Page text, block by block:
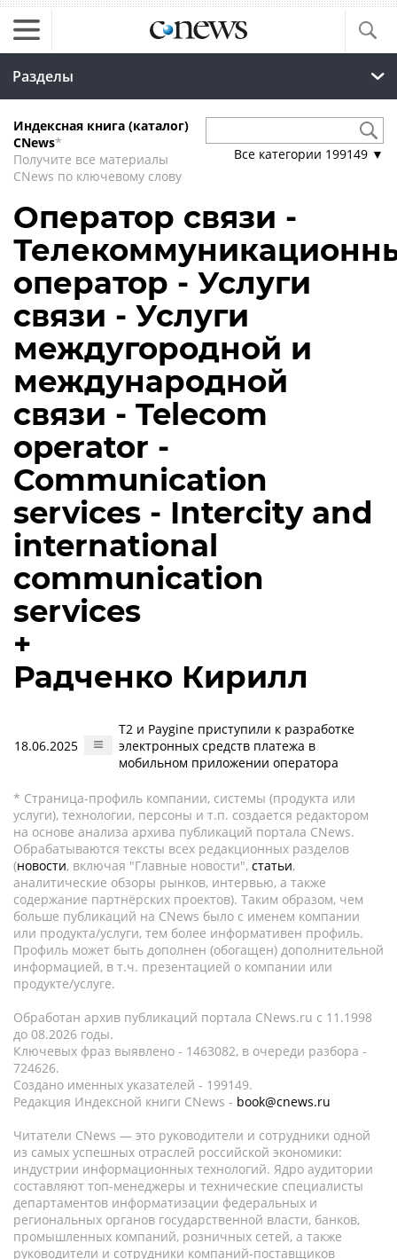
Разделы
Индексная книга (каталог)
CNews*
Получите все материалы
CNews по ключевому слову
Все категории 199149 ▼
Оператор связи -
оператор - Услуги
связи - Услуги
междугородной и
международной
связи - Telecom
operator -
Communication
services - Intercity and
international
communication
services
+
Радченко Кирилл
18.06.2025
Т2 и Paygine приступили к разработке
электронных средств платежа в
мобильном приложении оператора
* Страница-профиль компании, системы (продукта или
услуги), технологии, персоны и т.п. создается редактором
на основе анализа архива публикаций портала CNews.
Обрабатываются тексты всех редакционных разделов
(новости, включая "Главные новости", статьи,
аналитические обзоры рынков, интервью, а также
содержание партнёрских проектов). Таким образом, чем
больше публикаций на CNews было с именем компании
или продукта/услуги, тем более информативен профиль.
Профиль может быть дополнен (обогащен) дополнительной
информацией, в т.ч. презентацией о компании или
продукте/услуге.
Обработан архив публикаций портала CNews.ru c 11.1998
до 08.2026 годы.
Ключевых фраз выявлено - 1463082, в очереди разбора -
724626.
Создано именных указателей - 199149.
Редакция Индексной книги CNews - book@cnews.ru
Читатели CNews — это руководители и сотрудники одной
из самых успешных отраслей российской экономики:
индустрии информационных технологий. Ядро аудитории
составляют топ-менеджеры и технические специалисты
департаментов информатизации федеральных и
региональных органов государственной власти, банков,
промышленных компаний, розничных сетей, а также
руководители и сотрудники компаний-поставщиков